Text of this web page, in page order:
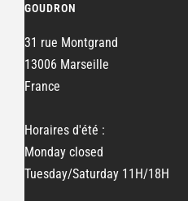
GOUDRON
31 rue Montgrand
13006 Marseille
France
Horaires d'été :
Monday closed
Tuesday/Saturday 11H/18H